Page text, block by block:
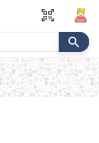
qr_code_scanner
search